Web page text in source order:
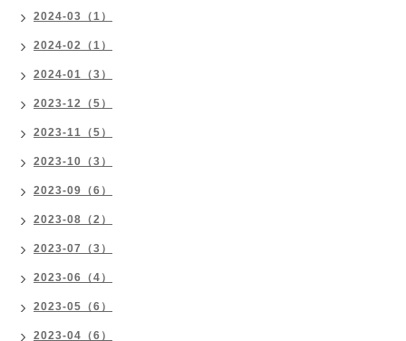
2024-03（1）
2024-02（1）
2024-01（3）
2023-12（5）
2023-11（5）
2023-10（3）
2023-09（6）
2023-08（2）
2023-07（3）
2023-06（4）
2023-05（6）
2023-04（6）